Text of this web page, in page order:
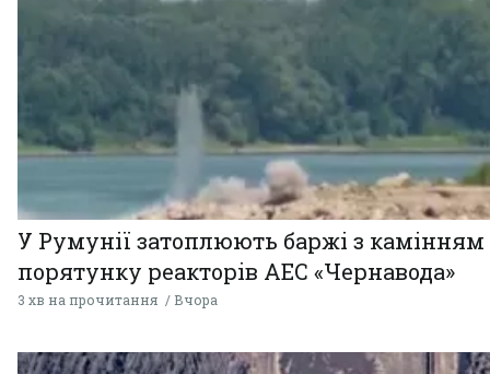
У Румунії затоплюють баржі з
порятунку реакторів АЕС «Чернавода»
3 хв на прочитання Вчора